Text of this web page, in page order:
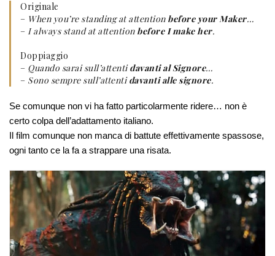
Originale
– When you’re standing at attention before your Maker…
– I always stand at attention before I make her.
Doppiaggio
– Quando sarai sull’attentidavanti al Signore…
– Sono sempre sull’attentidavanti alle signore.
Se comunque non vi ha fatto particolarmente ridere… non è
certo colpa dell’adattamento italiano.
Il film comunque non manca di battute effettivamente spassose,
ogni tanto ce la fa a strappare una risata.